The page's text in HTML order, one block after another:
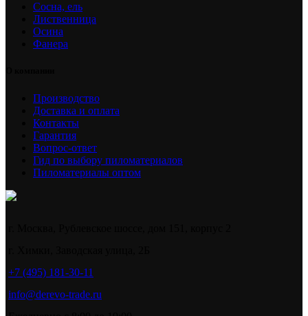
Сосна, ель
Лиственница
Осина
Фанера
Производство
Доставка и оплата
Контакты
Гарантия
Вопрос-ответ
Гид по выбору пиломатериалов
Пиломатериалы оптом
+7 (495) 181-30-11
info@derevo-trade.ru